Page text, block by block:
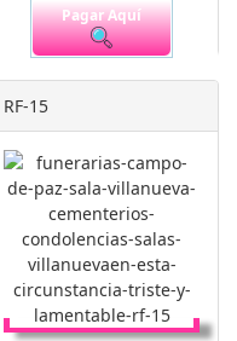
Pagar Aquí
RF-15